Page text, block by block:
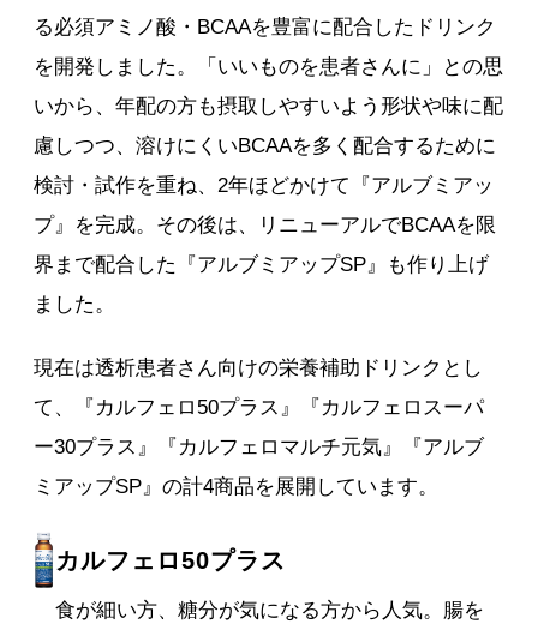
る必須アミノ酸・BCAAを豊富に配合したドリンク
を開発しました。「いいものを患者さんに」との思
いから、年配の方も摂取しやすいよう形状や味に配
慮しつつ、溶けにくいBCAAを多く配合するために
検討・試作を重ね、2年ほどかけて『アルブミアッ
プ』を完成。その後は、リニューアルでBCAAを限
界まで配合した『アルブミアップSP』も作り上げ
ました。
現在は透析患者さん向けの栄養補助ドリンクとし
て、『カルフェロ50プラス』『カルフェロスーパ
ー30プラス』『カルフェロマルチ元気』『アルブ
ミアップSP』の計4商品を展開しています。
カルフェロ50プラス
食が細い方、糖分が気になる方から人気。腸を